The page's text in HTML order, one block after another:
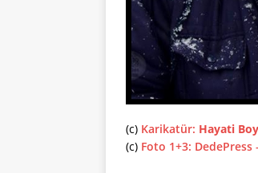
(c) Karikatür: Hayati
(c) Foto 1+3: DedePress